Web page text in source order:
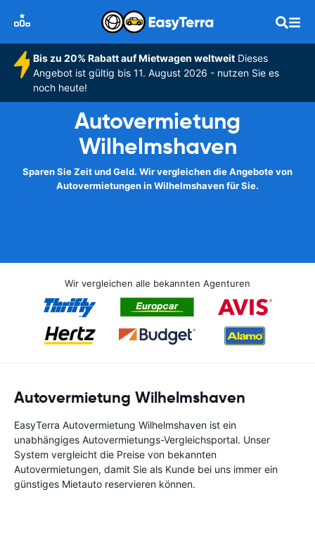
Bis zu 20% Rabatt auf Mietwagen weltweitDieses
Angebot ist gültig bis 11. August 2026 - nutzen Sie es
noch heute!
Autovermietung
Wilhelmshaven
Sparen Sie Zeit und Geld. Wir vergleichen die Angebote von
Autovermietungen in Wilhelmshaven für Sie.
Wir vergleichen alle bekannten Agenturen
Autovermietung Wilhelmshaven
EasyTerra Autovermietung Wilhelmshaven ist ein
unabhängiges Autovermietungs-Vergleichsportal. Unser
System vergleicht die Preise von bekannten
Autovermietungen, damit Sie als Kunde bei uns immer ein
günstiges Mietauto reservieren können.